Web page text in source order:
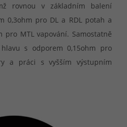
rovnou v základním balení
0,3ohm pro DL a RDL potah a
pro MTL vapování. Samostatně
s odporem 0,15ohm pro
a práci s vyšším výstupním